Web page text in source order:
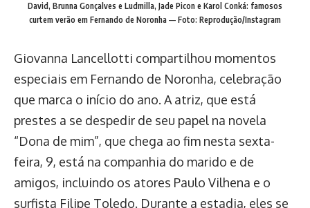
David, Brunna Gonçalves e Ludmilla, Jade Picon e Karol Conká: famosos
curtem verão em Fernando de Noronha — Foto: Reprodução/Instagram
Giovanna Lancellotti compartilhou momentos
especiais em Fernando de Noronha, celebração
que marca o início do ano. A atriz, que está
prestes a se despedir de seu papel na novela
“Dona de mim”, que chega ao fim nesta sexta-
feira, 9, está na companhia do marido e de
amigos, incluindo os atores Paulo Vilhena e o
surfista Filipe Toledo. Durante a estadia, eles se